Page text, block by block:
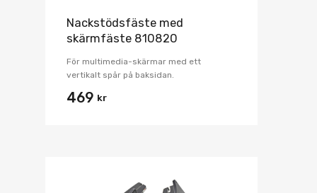
Nackstödsfäste med
skärmfäste 810820
För multimedia-skärmar med ett
vertikalt spår på baksidan.
469 kr